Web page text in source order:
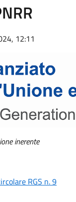
12:11
inerente
RGS n. 9